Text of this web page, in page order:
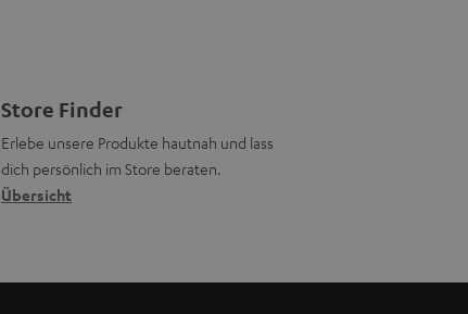
Store Finder
Erlebe unsere Produkte hautnah und lass
dich persönlich im Store beraten.
Übersicht